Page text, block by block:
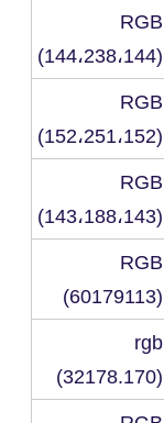
RGB
(144،238،144)
RGB
(152،251،152)
RGB
(143،188،143)
RGB
(60179113)
rgb
(32178.170)